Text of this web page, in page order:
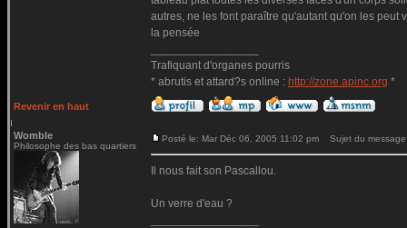
autres, ne les font paraître qu'autant qu'on les
la pensée
Trafiquant d'organes pourris
* abrutis et attard?s online : http://zone.apinc.org *
Revenir en haut
Womble
Philosophe des bas quartiers
Posté le: Mar Déc 06, 2005 11:02 pm Sujet du
Il nous fait son Pascallou.
Un verre d'eau ?